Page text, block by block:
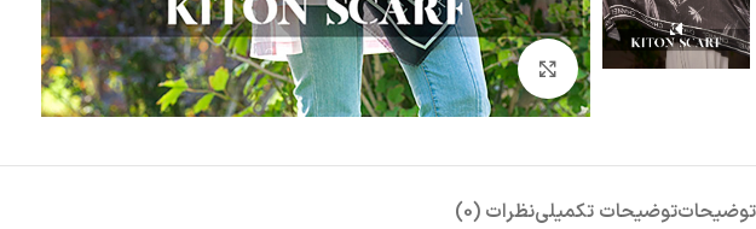
بزرگنمایی تصویر
توضیحاتتوضیحات تکمیلینظرات (0)